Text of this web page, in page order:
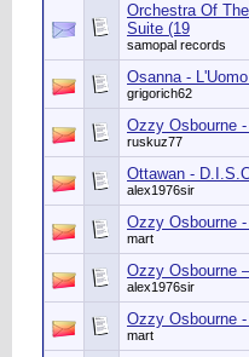
Orchestra Of
Suite (19
samopal records
Osanna -
grigorich62
Ozzy Osbourne
ruskuz77
Ottawan -
alex1976sir
Ozzy Osbourne
mart
Ozzy Osbourne
alex1976sir
Ozzy Osbourne
mart